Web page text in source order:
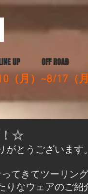
UP OFF ROAD
（月）~8/17（
！☆
がとうございます。
てきてツーリン
りなウェアのご紹